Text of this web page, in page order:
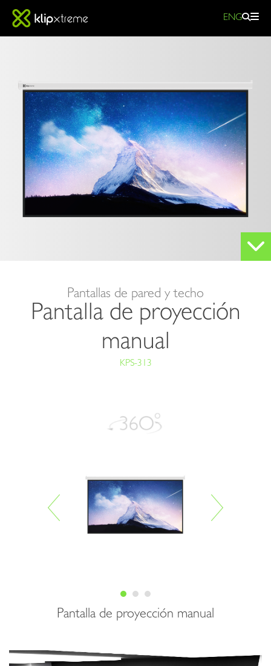
ENG
de
proyeccion
manual
KPS-
Xtreme
PANTALLA DE
PROYECCIÓN
MANUAL
Pantallas de pared y techo
Pantalla de proyección
manual
KPS-313
Pantalla de proyección manual